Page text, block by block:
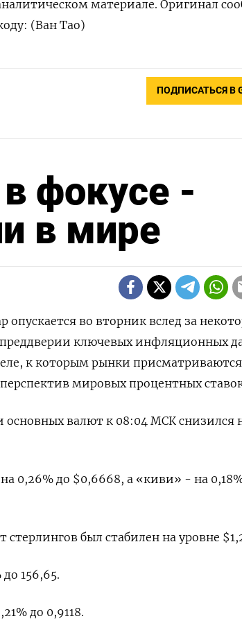
материале. Оригинал
(Ван Тао)
ПОДПИСАТЬСЯ В
фокусе -
в мире
во вторник вслед за
ключевых инфляционных
к которым рынки
мировых процентных
основных валют к 08:04 МСК снизился
0,26% до $0,6668​, а «киви» - на
стерлингов был стабилен на уровне
156,65.
до 0,9118​.